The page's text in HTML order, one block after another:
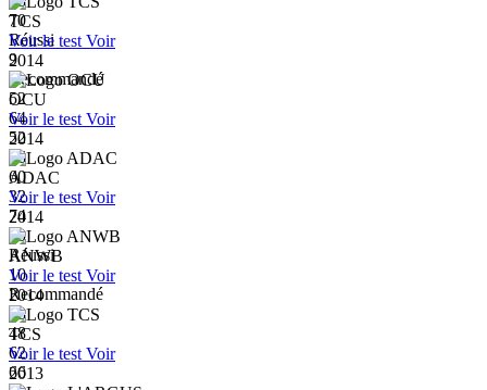
70
Réussi
9
Recommandé
52
64
52
66
60
32
74
60
Réussi
10
Recommandé
48
48
62
66
TCS
Voir le test Voir
2014
OCU
Voir le test Voir
2014
ADAC
Voir le test Voir
2014
ANWB
Voir le test Voir
2014
TCS
Voir le test Voir
2013